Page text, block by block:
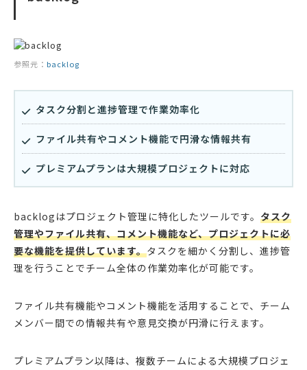
参照元： backlog
タスク分割と進捗管理で作業効率化
ファイル共有やコメント機能で円滑な情報共有
プレミアムプランは大規模プロジェクトに対応
backlogはプロジェクト管理に特化したツールです。 タスク
管理やファイル共有、コメント機能など、プロジェクトに必
要な機能を提供しています。タスクを細かく分割し、進捗管
理を行うことでチーム全体の作業効率化が可能です。
ファイル共有機能やコメント機能を活用することで、チーム
メンバー間での情報共有や意見交換が円滑に行えます。
プレミアムプラン以降は、複数チームによる大規模プロジェ